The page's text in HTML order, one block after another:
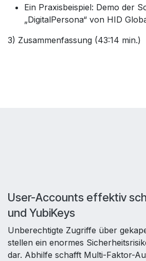
Ein Praxisbeispiel: Demo der
„DigitalPersona“ von HID
3) Zusammenfassung (43:14 min.)
User-Accounts effektiv
und YubiKeys
Unberechtigte Zugriffe über
stellen ein enormes
dar. Abhilfe schafft Multi-Faktor-